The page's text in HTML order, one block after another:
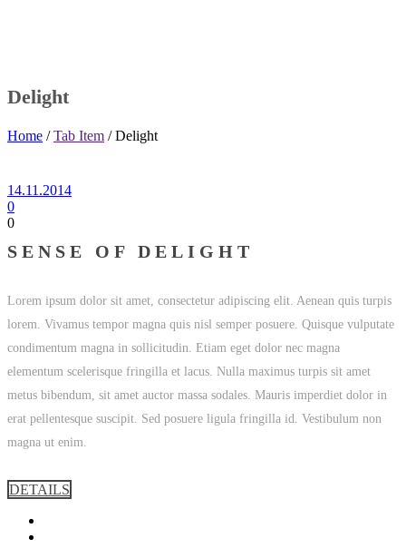
Delight
Home /Tab Item / Delight
14.11.2014
0
0
SENSE OF DELIGHT
Lorem ipsum dolor sit amet, consectetur adipiscing elit. Aenean quis turpis
lorem. Vivamus tempor magna quis nisl semper posuere. Quisque vulputate
condimentum magna in sollicitudin. Etiam eget dolor nec magna
elementum scelerisque fringilla et lacus. Nulla maximus turpis sit amet
metus bibendum, sit amet auctor massa sodales. Mauris imperdiet dolor in
erat pellentesque suscipit. Sed posuere ligula fringilla id. Vestibulum non
magna ut enim.
DETAILS